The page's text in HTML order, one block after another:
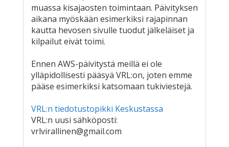
muassa kisajaosten toimintaan. Päivityksen
aikana myöskään esimerkiksi rajapinnan
kautta hevosen sivulle tuodut jälkeläiset ja
kilpailut eivät toimi.
Ennen AWS-päivitystä meillä ei ole
ylläpidollisesti pääsyä VRL:on, joten emme
pääse esimerkiksi katsomaan tukiviestejä.
VRL:n tiedotustopikki Keskustassa
VRL:n uusi sähköposti:
vrlvirallinen@gmail.com